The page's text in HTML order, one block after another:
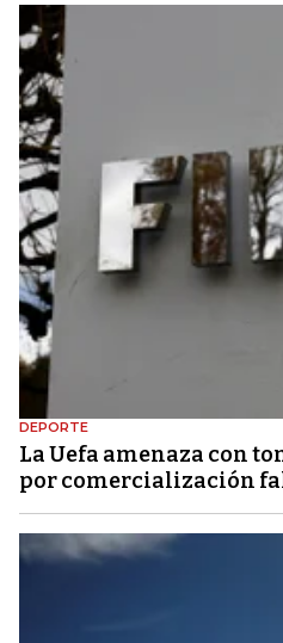
DEPORTE
La Uefa amenaza con
por comercialización